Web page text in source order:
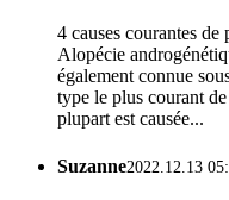
4 causes courantes
Alopécie
également connue
type le plus courant
plupart est causée...
Suzanne2022.12.13